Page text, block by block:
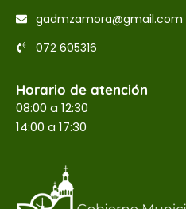
gadmzamora@gmail.com
072 605316
Horario de atención
08:00 a 12:30
14:00 a 17:30